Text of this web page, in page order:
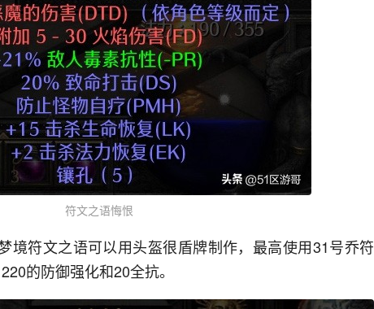
符文之语悔恨
境符文之语可以用头盔很盾牌制作，最高使用31号乔符
的防御强化和20全抗。